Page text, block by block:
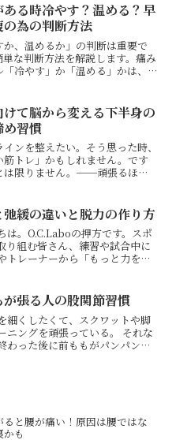
ある時冷やす？温める？早
の為の判断方法
、温めるか」の判断は重要で
な判断方法を解説します。痛み
冷やす」か「温める」かは、あ
けて脳から変える下半身の
め習慣
ンを整えたい。そう思った時、
トレ」かもしれません。です
は限りません。──頑張るほ
弛緩の違いと脱力の作り方
は。O.C.Laboの押方です。スポ
り組む皆さん、練習や試合中に
トレーナーから「もっと力を抜
んじゃないか？」「どうやって
の？」と...
が張る人の股関節習慣
細くしたくて、スクワットや脚
ニングを頑張っている。 それな
わった後に前ももがパンパンに
ると腰が痛い！原因は腰ではな
かも